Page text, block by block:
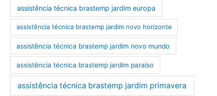
assistência técnica brastemp jardim europa
assistência técnica brastemp jardim novo horizonte
assistência técnica brastemp jardim novo mundo
assistência técnica brastemp jardim paraíso
assistência técnica brastemp jardim primavera